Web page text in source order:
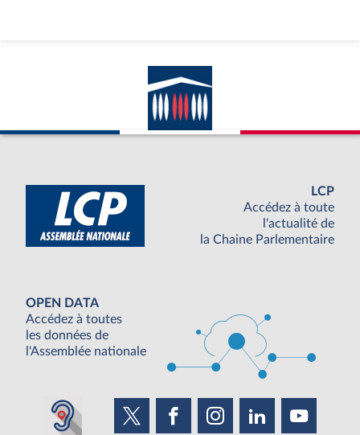
LCP
Accédez à toute
l'actualité de
la Chaine Parlementaire
OPEN DATA
Accédez à toutes
les données de
l'Assemblée nationale